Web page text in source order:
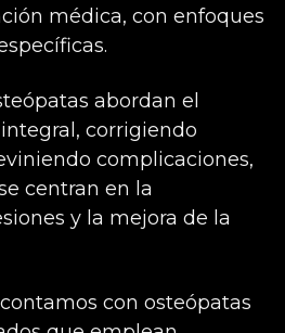
médica, con enfoques
abordan el
corrigiendo
complicaciones,
centran en la
y la mejora de la
con osteópatas